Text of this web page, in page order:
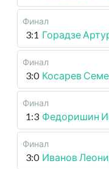
Финал
3:1 Горадзе
Финал
3:0 Косарев
Финал
1:3 Федоришин
Финал
3:0 Иванов